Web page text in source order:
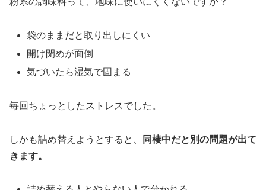
袋のままだと取り出しにくい
開け閉めが面倒
気づいたら湿気で固まる
毎回ちょっとしたストレスでした。
しかも詰め替えようとすると、
同棲中だと別の問題が出て
きます。